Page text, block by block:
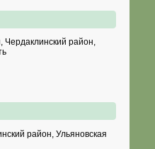
район,
район, Ульяновская